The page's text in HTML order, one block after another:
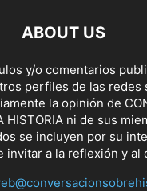
ABOUT US
y/o comentarios
perfiles de las redes
la opinión de
HISTORIA ni de sus
se incluyen por su
invitar a la reflexión y al